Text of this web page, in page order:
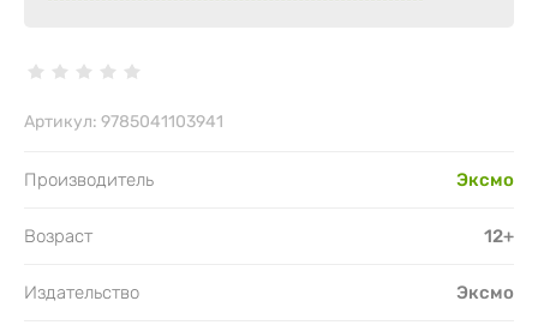
Артикул: 9785041103941
Производитель Эксмо
Возраст 12+
Издательство Эксмо